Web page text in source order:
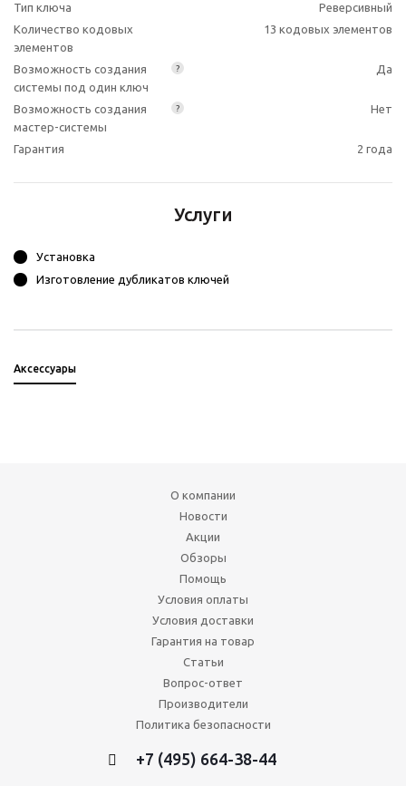
Тип ключа
Реверсивный
Количество кодовых
элементов
13 кодовых элементов
?
Возможность создания
системы под один ключ
Да
?
Возможность создания
мастер-системы
Нет
Гарантия 2 года
Услуги
Установка
Изготовление дубликатов ключей
Аксессуары
О компании
Новости
Акции
Обзоры
Помощь
Условия оплаты
Условия доставки
Гарантия на товар
Статьи
Вопрос-ответ
Производители
Политика безопасности
+7 (495) 664-38-44